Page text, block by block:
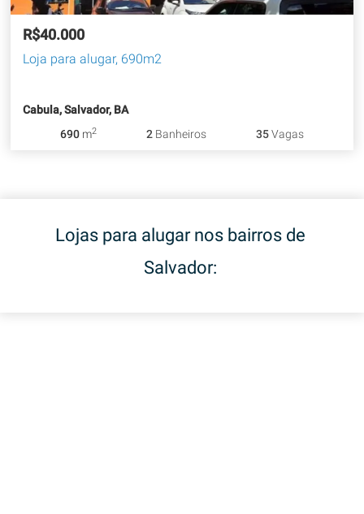
R$40.000
Loja para alugar, 690m2
Cabula, Salvador, BA
690 m2 2Banheiros 35Vagas
Lojas para alugar nos bairros de
Salvador: